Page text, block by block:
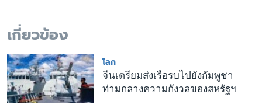
เกี่ยวข้อง
โลก
จีนเตรียมส่งเรือรบไปยังกัมพูชา
ท่ามกลางความกังวลของสหรัฐฯ